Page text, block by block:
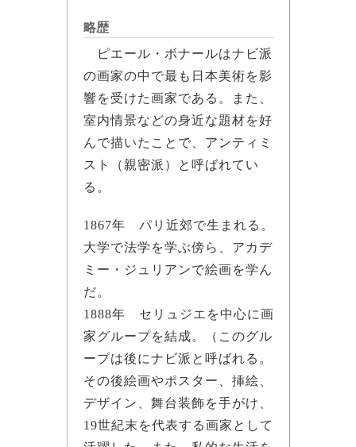
略歴
ピエール・ボナールはナビ派
の画家の中で最も日本美術を影
響を受けた画家である。また、
室内情景などの身近な題材を好
んで描いたことで、アンティミ
スト（親密派）と呼ばれてい
る。
1867年 パリ近郊で生まれる。
大学で法学を学ぶ傍ら、アカデ
ミー・ジュリアンで絵画を学ん
だ。
1888年 セリュジエを中心に画
家グループを結成。（このグル
ープは後にナビ派と呼ばれる。
その後絵画やポスター、挿絵、
デザイン、舞台装飾を手がけ、
19世紀末を代表する画家として